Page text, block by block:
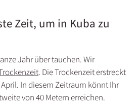
Zeit, um in Kuba zu
Jahr über tauchen. Wir
. Die Trockenzeit erstreckt
In diesem Zeitraum könnt Ihr
von 40 Metern erreichen.